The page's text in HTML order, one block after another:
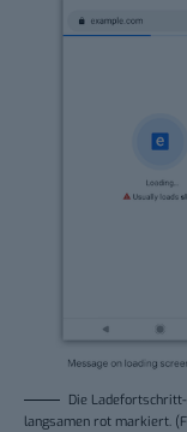
Die
langsamen rot markiert.